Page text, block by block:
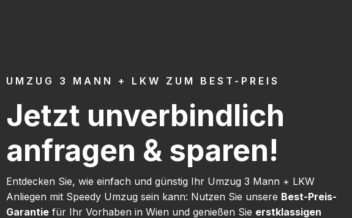
UMZUG 3 MANN + LKW ZUM BEST-PREIS
Jetzt unverbindlich
anfragen & sparen!
Entdecken Sie, wie einfach und günstig Ihr Umzug 3 Mann + LKW
Anliegen mit Speedy Umzug sein kann: Nutzen Sie unsere Best-Preis-
Garantie für Ihr Vorhaben in Wien und genießen Sie erstklassigen